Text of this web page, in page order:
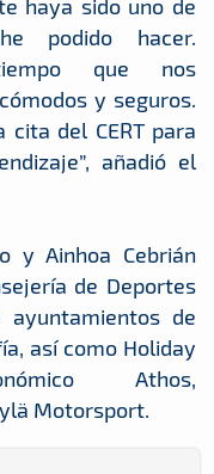
haya sido uno de
podido hacer.
que nos
y seguros.
del CERT para
añadió el
y Ainhoa Cebrián
de Deportes
de
así como Holiday
Athos,
Motorsport.